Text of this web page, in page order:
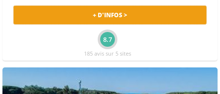
+ D'INFOS >
8.7
185 avis sur 5 sites